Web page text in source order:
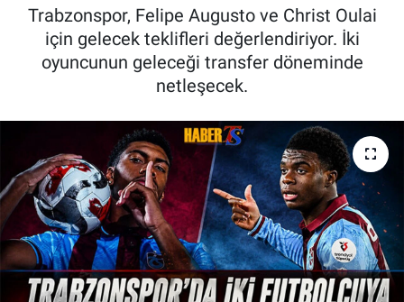
Trabzonspor, Felipe Augusto ve Christ Oulai
için gelecek teklifleri değerlendiriyor. İki
oyuncunun geleceği transfer döneminde
netleşecek.
FUTBOL
TV VE SİNEMA
BASKETBOL
SAĞLIK
GENEL